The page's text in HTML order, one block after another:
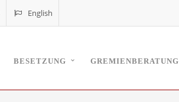
English
BESETZUNG GREMIENBERATUNG